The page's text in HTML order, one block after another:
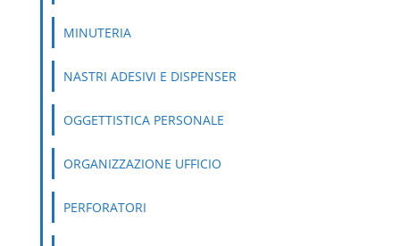
MINUTERIA
NASTRI ADESIVI E DISPENSER
OGGETTISTICA PERSONALE
ORGANIZZAZIONE UFFICIO
PERFORATORI